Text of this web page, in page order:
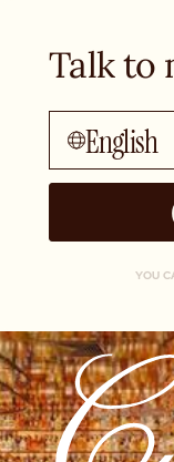
Talk to
English
YOU